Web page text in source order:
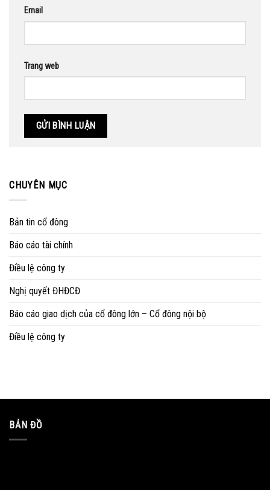
Email
Trang web
CHUYÊN MỤC
Bản tin cổ đông
Báo cáo tài chính
Điều lệ công ty
Nghị quyết ĐHĐCĐ
Báo cáo giao dịch của cổ đông lớn – Cổ đông nội bộ
Điều lệ công ty
BẢN ĐỒ